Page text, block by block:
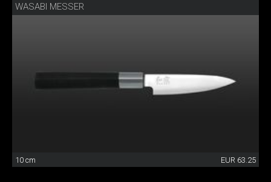
WASABI MESSER
10 cm EUR 63.25